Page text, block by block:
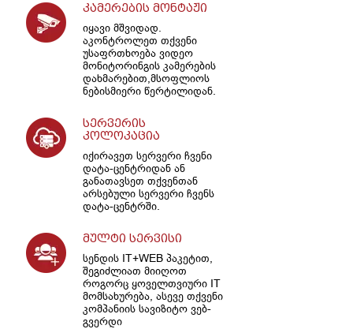
კამერების მონტაჟი
იყავი მშვიდად.
აკონტროლეთ თქვენი
უსაფრთხოება ვიდეო
მონიტორინგის კამერების
დახმარებით,მსოფლიოს
ნებისმიერი წერტილიდან.
სერვერის
კოლოკაცია
იქირავეთ სერვერი ჩვენი
დატა-ცენტრიდან ან
განათავსეთ თქვენთან
არსებული სერვერი ჩვენს
დატა-ცენტრში.
მულტი სერვისი
სენდის IT+WEB პაკეტით,
შეგიძლიათ მიიღოთ
როგორც ყოველთვიური IT
მომსახურება, ასევე თქვენი
კომპანიის სავიზიტო ვებ-
გვერდი